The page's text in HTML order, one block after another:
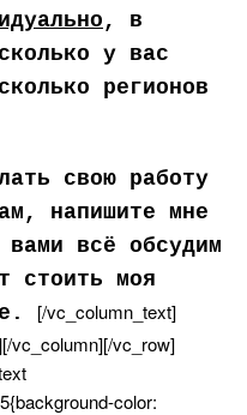
,
у вас
регионо
свою работу
напишите мне
всё обсудим
стоить моя
[/vc_column_text]
vc_column][/vc_row]
color: